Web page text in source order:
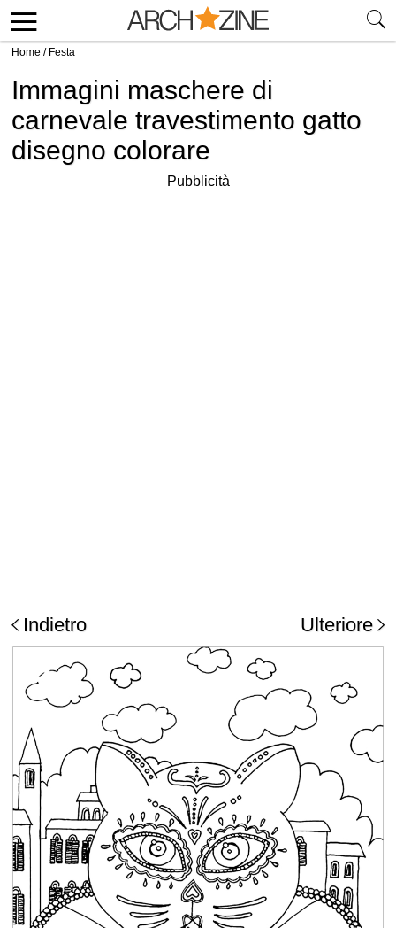
Home / Festa
Immagini maschere di
carnevale travestimento gatto
disegno colorare
Pubblicità
Indietro Ulteriore